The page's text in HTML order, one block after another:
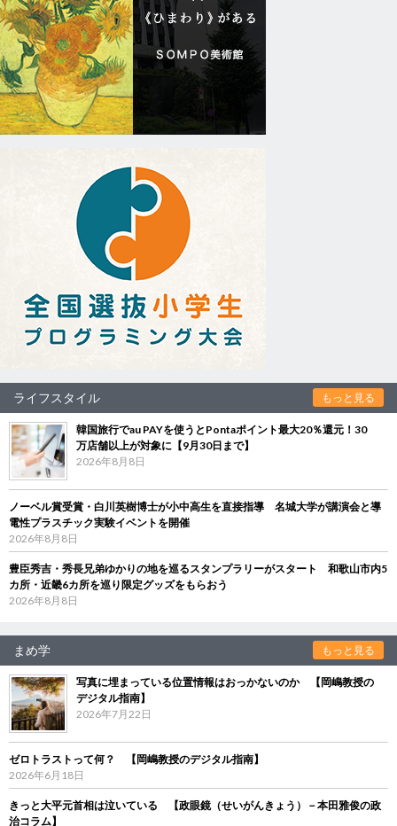
ライフスタイル もっと見る
韓国旅行でau PAYを使うとPontaポイント最大20％還元！30
万店舗以上が対象に【9月30日まで】
2026年8月8日
ノーベル賞受賞・白川英樹博士が小中高生を直接指導 名城大学が講演会と導
電性プラスチック実験イベントを開催
2026年8月8日
豊臣秀吉・秀長兄弟ゆかりの地を巡るスタンプラリーがスタート 和歌山市内5
カ所・近畿6カ所を巡り限定グッズをもらおう
2026年8月8日
まめ学 もっと見る
写真に埋まっている位置情報はおっかないのか 【岡嶋教授の
デジタル指南】
2026年7月22日
ゼロトラストって何？ 【岡嶋教授のデジタル指南】
2026年6月18日
きっと大平元首相は泣いている 【政眼鏡（せいがんきょう）－本田雅俊の政
治コラム】